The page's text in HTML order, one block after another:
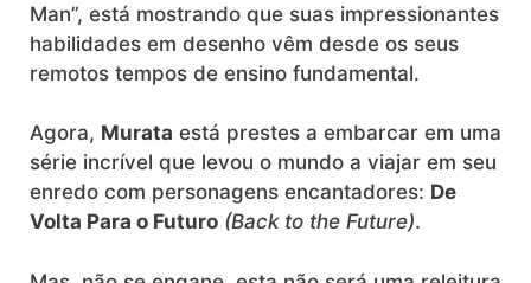
Man”, está mostrando que suas impressionantes
habilidades em desenho vêm desde os seus
remotos tempos de ensino fundamental.
Agora, Murata está prestes a embarcar em uma
série incrível que levou o mundo a viajar em seu
enredo com personagens encantadores: De
Volta Para o Futuro (Back to the Future).